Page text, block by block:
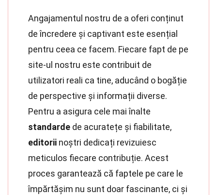
Angajamentul nostru de a oferi conținut
de încredere și captivant este esențial
pentru ceea ce facem. Fiecare fapt de pe
site-ul nostru este contribuit de
utilizatori reali ca tine, aducând o bogăție
de perspective și informații diverse.
Pentru a asigura cele mai înalte
standarde de acuratețe și fiabilitate,
editorii noștri dedicați revizuiesc
meticulos fiecare contribuție. Acest
proces garantează că faptele pe care le
împărtășim nu sunt doar fascinante, ci și